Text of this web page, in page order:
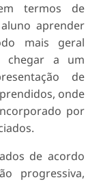
termos de
aprender
mais geral
chegar a um
de
onde
por
de acordo
progressiva,